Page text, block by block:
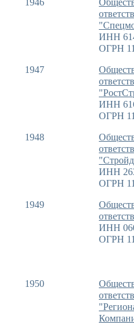
1946
ИНН
ОГРН
1947
ИНН
ОГРН
1948
ИНН
ОГРН
1949
ИНН
ОГРН
1950